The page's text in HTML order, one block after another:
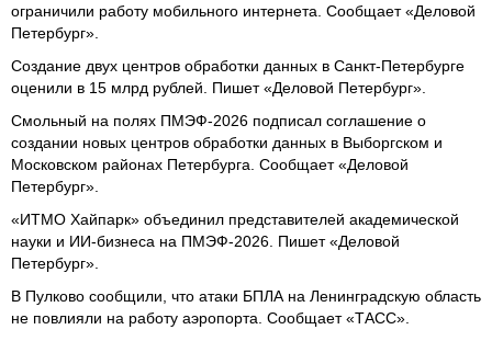
ограничили работу мобильного интернета. Сообщает «Деловой
Петербург».
Создание двух центров обработки данных в Санкт-Петербурге
оценили в 15 млрд рублей. Пишет «Деловой Петербург».
Смольный на полях ПМЭФ-2026 подписал соглашение о
создании новых центров обработки данных в Выборгском и
Московском районах Петербурга. Сообщает «Деловой
Петербург».
«ИТМО Хайпарк» объединил представителей академической
науки и ИИ-бизнеса на ПМЭФ-2026. Пишет «Деловой
Петербург».
В Пулково сообщили, что атаки БПЛА на Ленинградскую область
не повлияли на работу аэропорта. Сообщает «ТАСС».